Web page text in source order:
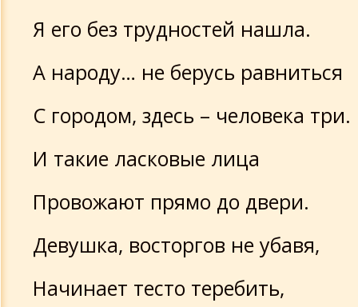
Я его без трудностей нашла.
А народу… не берусь равниться
С городом, здесь – человека три.
И такие ласковые лица
Провожают прямо до двери.
Девушка, восторгов не убавя,
Начинает тесто теребить,